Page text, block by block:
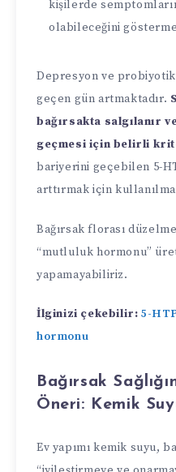
kişilerde
olabileceğini
Depresyon ve
geçen gün artmaktadır.
bağırsakta salgılanır
geçmesi için belirli
bariyerini geçebilen 5-
arttırmak için
Bağırsak florası
“mutluluk hormonu”
yapamayabiliriz.
İlginizi çekebilir: 5-
hormonu
Bağırsak
Öneri: Kemik
Ev yapımı kemik suyu,